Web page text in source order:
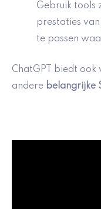
Gebruik tools
prestaties
te passen
ChatGPT biedt ook
andere belangrijke